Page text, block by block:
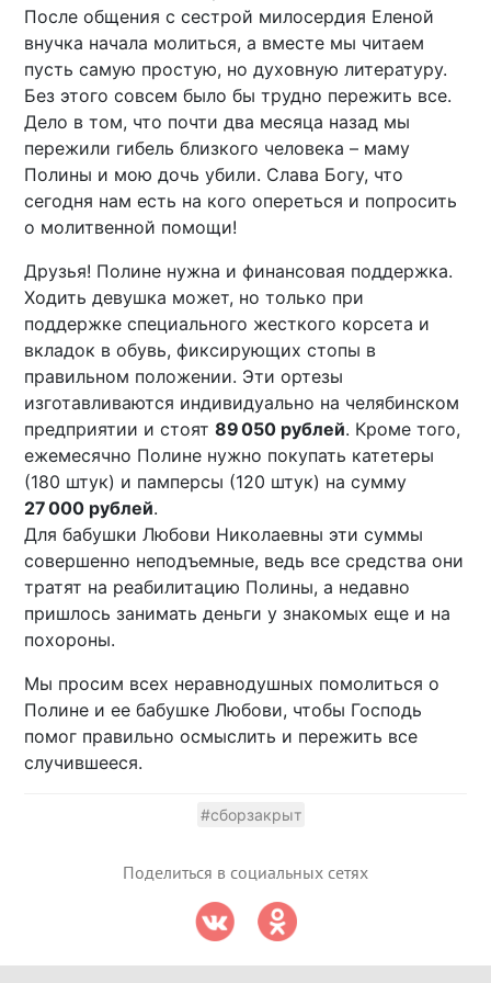
После общения с сестрой милосердия Еленой
внучка начала молиться, а вместе мы читаем
пусть самую простую, но духовную литературу.
Без этого совсем было бы трудно пережить все.
Дело в том, что почти два месяца назад мы
пережили гибель близкого человека – маму
Полины и мою дочь убили. Слава Богу, что
сегодня нам есть на кого опереться и попросить
о молитвенной помощи!
Друзья! Полине нужна и финансовая поддержка.
Ходить девушка может, но только при
поддержке специального жесткого корсета и
вкладок в обувь, фиксирующих стопы в
правильном положении. Эти ортезы
изготавливаются индивидуально на челябинском
предприятии и стоят89 050 рублей. Кроме того,
ежемесячно Полине нужно покупать катетеры
(180 штук) и памперсы (120 штук) на сумму
27 000 рублей.
Для бабушки Любови Николаевны эти суммы
совершенно неподъемные, ведь все средства они
тратят на реабилитацию Полины, а недавно
пришлось занимать деньги у знакомых еще и на
похороны.
Мы просим всех неравнодушных помолиться о
Полине и ее бабушке Любови, чтобы Господь
помог правильно осмыслить и пережить все
случившееся.
#сборзакрыт
Поделиться в социальных сетях